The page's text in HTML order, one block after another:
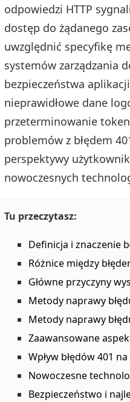
odpowiedzi HTTP
dostęp do żądanego
uwzględnić specyfikę
systemów zarządzania
bezpieczeństwa
nieprawidłowe dane
przeterminowanie
problemów z błędem
perspektywy
nowoczesnych
Tu przeczytasz:
Definicja i znaczenie
Różnice między
Główne przyczyny
Metody naprawy
Metody naprawy
Zaawansowane
Wpływ błędów 401
Nowoczesne
Bezpieczeństwo i